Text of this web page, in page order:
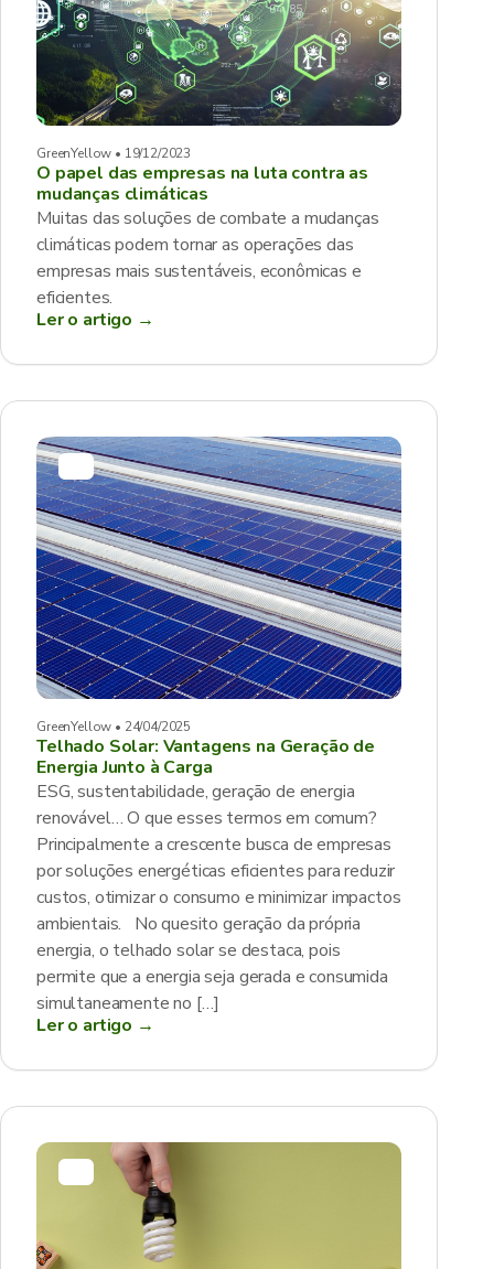
GreenYellow • 19/12/2023
O papel das empresas na luta contra as
mudanças climáticas
Muitas das soluções de combate a mudanças
climáticas podem tornar as operações das
empresas mais sustentáveis, econômicas e
eficientes.
Ler o artigo →
GreenYellow • 24/04/2025
Telhado Solar: Vantagens na Geração de
Energia Junto à Carga
ESG, sustentabilidade, geração de energia
renovável… O que esses termos em comum?
Principalmente a crescente busca de empresas
por soluções energéticas eficientes para reduzir
custos, otimizar o consumo e minimizar impactos
ambientais. No quesito geração da própria
energia, o telhado solar se destaca, pois
permite que a energia seja gerada e consumida
simultaneamente no […]
Ler o artigo →